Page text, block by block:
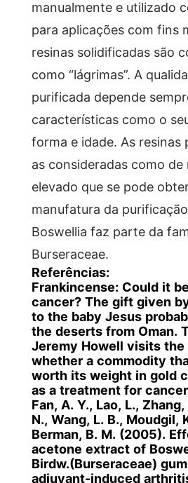
manualmente e utilizado
para aplicações com fins
resinas solidificadas são
como “lágrimas”. A
purificada depende
características como o
forma e idade. As resinas
as consideradas como de
elevado que se pode
manufatura da
Boswellia faz parte da
Burseraceae.
Referências:
Frankincense: Could it
cancer? The gift given
to the baby Jesus
the deserts from Oman.
Jeremy Howell visits
whether a commodity
worth its weight in gold
as a treatment for
Fan, A. Y., Lao, L.,
N., Wang, L. B., Moudgil,
Berman, B. M. (2005).
acetone extract of
Birdw.(Burseraceae)
adjuvant-induced